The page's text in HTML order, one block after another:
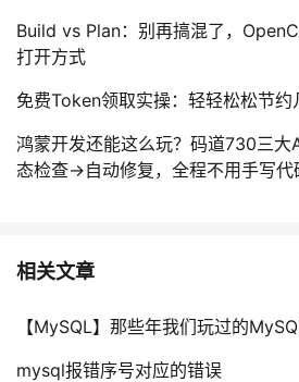
Build vs Plan：别再搞混了，
打开方式
免费Token领取实操：轻轻松松节约
鸿蒙开发还能这么玩？码道730三
态检查→自动修复，全程不用手写代
相关文章
【MySQL】那些年我们玩过的
mysql报错序号对应的错误